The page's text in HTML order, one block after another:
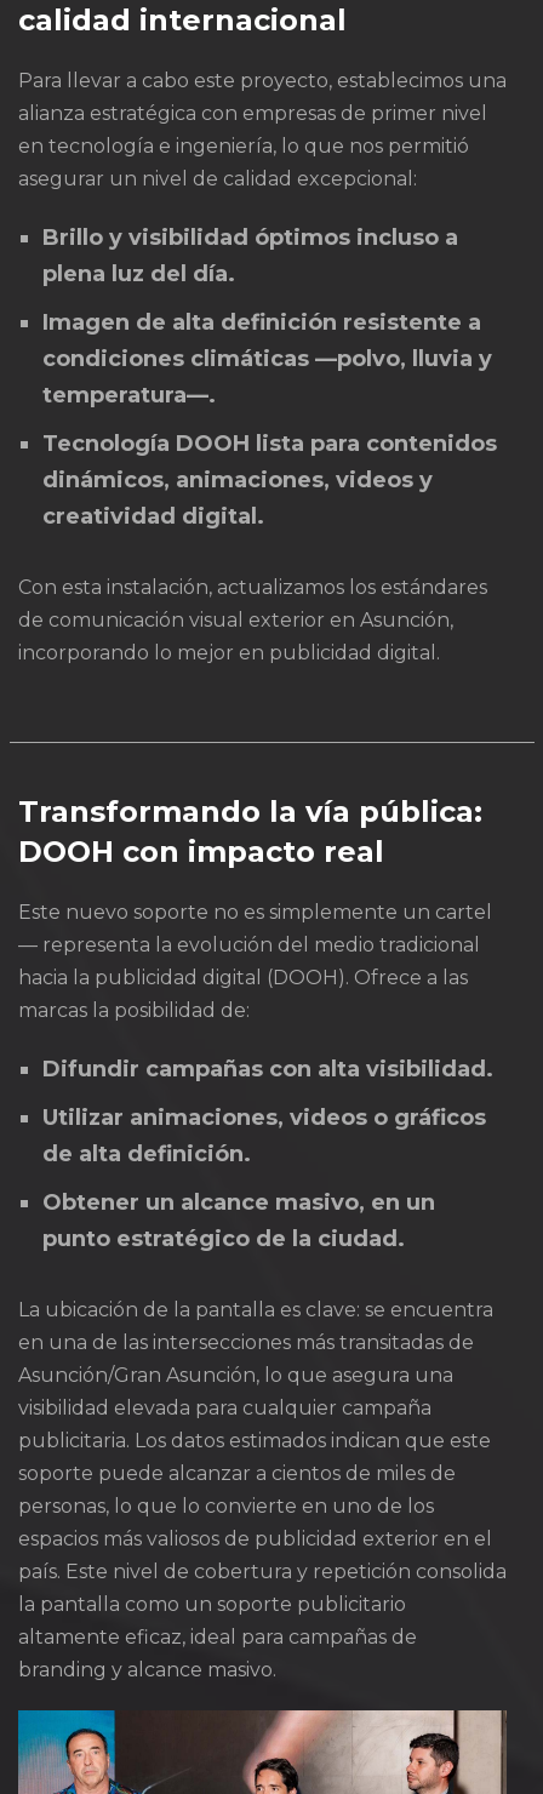
calidad internacional
Para llevar a cabo este proyecto, establecimos una
alianza estratégica con empresas de primer nivel
en tecnología e ingeniería, lo que nos permitió
asegurar un nivel de calidad excepcional:
Brillo y visibilidad óptimos incluso a
plena luz del día.
Imagen de alta definición resistente a
condiciones climáticas —polvo, lluvia y
temperatura—.
Tecnología DOOH lista para contenidos
dinámicos, animaciones, videos y
creatividad digital.
Con esta instalación, actualizamos los estándares
de comunicación visual exterior en Asunción,
incorporando lo mejor en publicidad digital.
Transformando la vía pública:
DOOH con impacto real
Este nuevo soporte no es simplemente un cartel
— representa la evolución del medio tradicional
hacia la publicidad digital (DOOH). Ofrece a las
marcas la posibilidad de:
Difundir campañas con alta visibilidad.
Utilizar animaciones, videos o gráficos
de alta definición.
Obtener un alcance masivo, en un
punto estratégico de la ciudad.
La ubicación de la pantalla es clave: se encuentra
en una de las intersecciones más transitadas de
Asunción/Gran Asunción, lo que asegura una
visibilidad elevada para cualquier campaña
publicitaria. Los datos estimados indican que este
soporte puede alcanzar a cientos de miles de
personas, lo que lo convierte en uno de los
espacios más valiosos de publicidad exterior en el
país. Este nivel de cobertura y repetición consolida
la pantalla como un soporte publicitario
altamente eficaz, ideal para campañas de
branding y alcance masivo.